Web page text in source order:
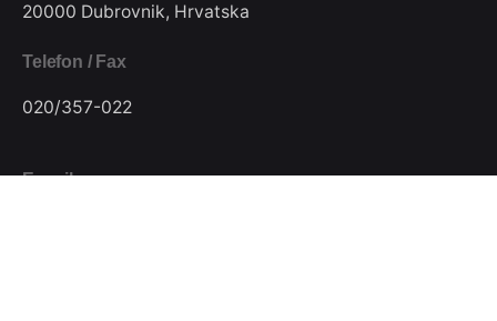
20000 Dubrovnik, Hrvatska
Telefon / Fax
020/357-022
E-mail